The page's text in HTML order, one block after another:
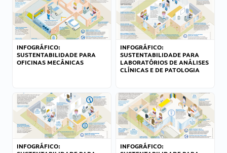
INFOGRÁFICO:
SUSTENTABILIDADE PARA
OFICINAS MECÂNICAS
INFOGRÁFICO:
SUSTENTABILIDADE PARA
LABORATÓRIOS DE ANÁLISES
CLÍNICAS E DE PATOLOGIA
INFOGRÁFICO:
INFOGRÁFICO: